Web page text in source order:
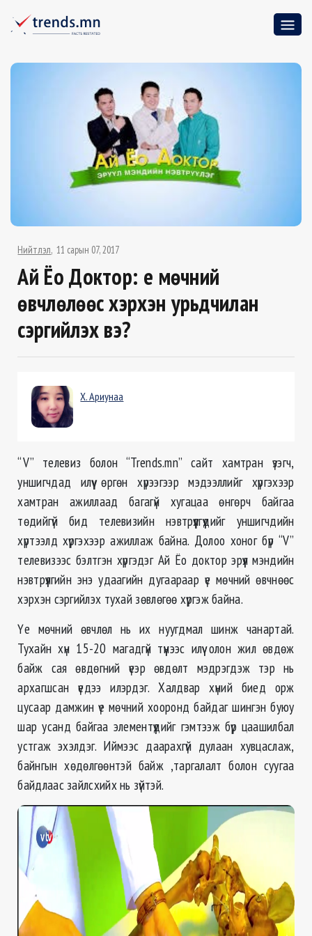
Нийтлэл 11 сарын 07, 2017
Ай Ёо Доктор: Үе мөчний
өвчлөлөөс хэрхэн урьдчилан
сэргийлэх вэ?
Х. Ариунаа
“V” телевиз болон “Trends.mn” сайт хамтран үзэгч,
уншигчдад илүү өргөн хүрээгээр мэдээллийг хүргэхээр
хамтран ажиллаад багагүй хугацаа өнгөрч байгаа
төдийгүй бид телевизийн нэвтрүүлгүүдийг уншигчдийн
хүртээлд хүргэхээр ажиллаж байна. Долоо хоног бүр “V”
телевизээс бэлтгэн хүргэдэг Ай Ёо доктор эрүүл мэндийн
нэвтрүүлгийн энэ удаагийн дугаараар үе мөчний өвчнөөс
хэрхэн сэргийлэх тухай зөвлөгөө хүргэж байна.
Үе мөчний өвчлөл нь их нуугдмал шинж чанартай.
Тухайн хүн 15-20 магадгүй түүнээс илүү олон жил өвдөж
байж сая өвдөгний үеэр өвдөлт мэдрэгдэж тэр нь
архагшсан үедээ илэрдэг. Халдвар хүний биед орж
цусаар дамжин үе мөчний хооронд байдаг шингэн буюу
шар усанд байгаа элементүүдийг гэмтээж бүр цаашилбал
устгаж эхэлдэг. Иймээс даарахгүй дулаан хувцаслаж,
байнгын хөдөлгөөнтэй байж ,таргалалт болон суугаа
байдлаас зайлсхийх нь зүйтэй.